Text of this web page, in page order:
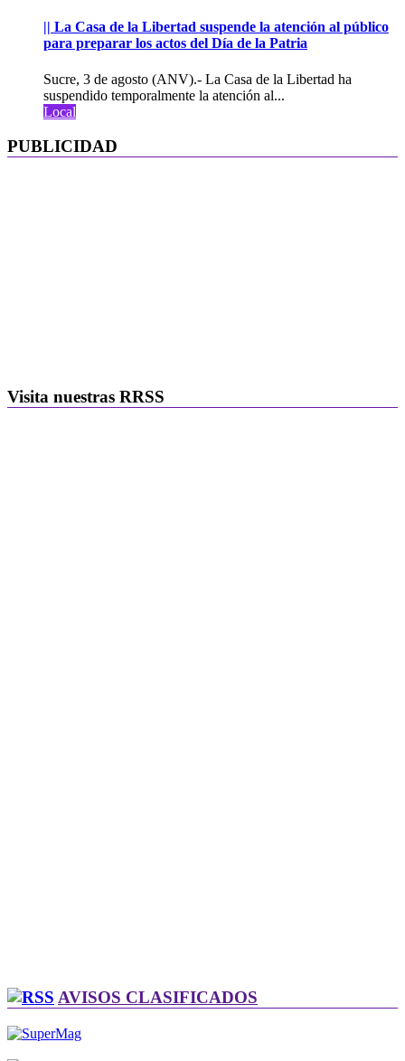
|| La Casa de la Libertad suspende la atención al público
para preparar los actos del Día de la Patria
Sucre, 3 de agosto (ANV).- La Casa de la Libertad ha
suspendido temporalmente la atención al...
Local
PUBLICIDAD
Visita nuestras RRSS
AVISOS CLASIFICADOS